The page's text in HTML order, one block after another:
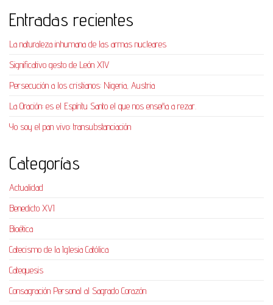
Entradas recientes
La naturaleza inhumana de las armas nucleares
Significativo gesto de León XIV
Persecución a los cristianos: Nigeria, Austria
La Oración: es el Espíritu Santo el que nos enseña a rezar.
Yo soy el pan vivo: transubstanciación
Categorías
Actualidad
Benedicto XVI
Bioética
Catecismo de la Iglesia Católica
Catequesis
Consagración Personal al Sagrado Corazón